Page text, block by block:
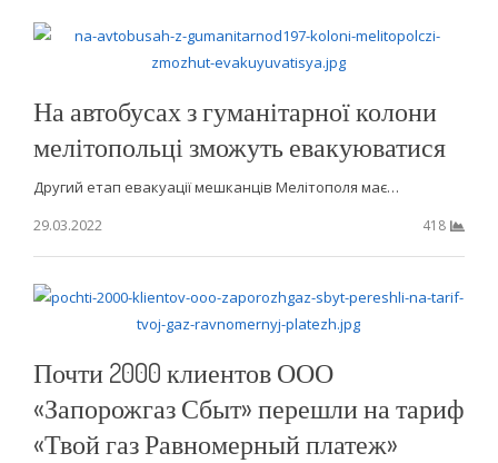
На автобусах з гуманітарної колони
мелітопольці зможуть евакуюватися
Другий етап евакуації мешканців Мелітополя має…
29.03.2022
418
Почти 2000 клиентов ООО
«Запорожгаз Сбыт» перешли на тариф
«Твой газ Равномерный платеж»